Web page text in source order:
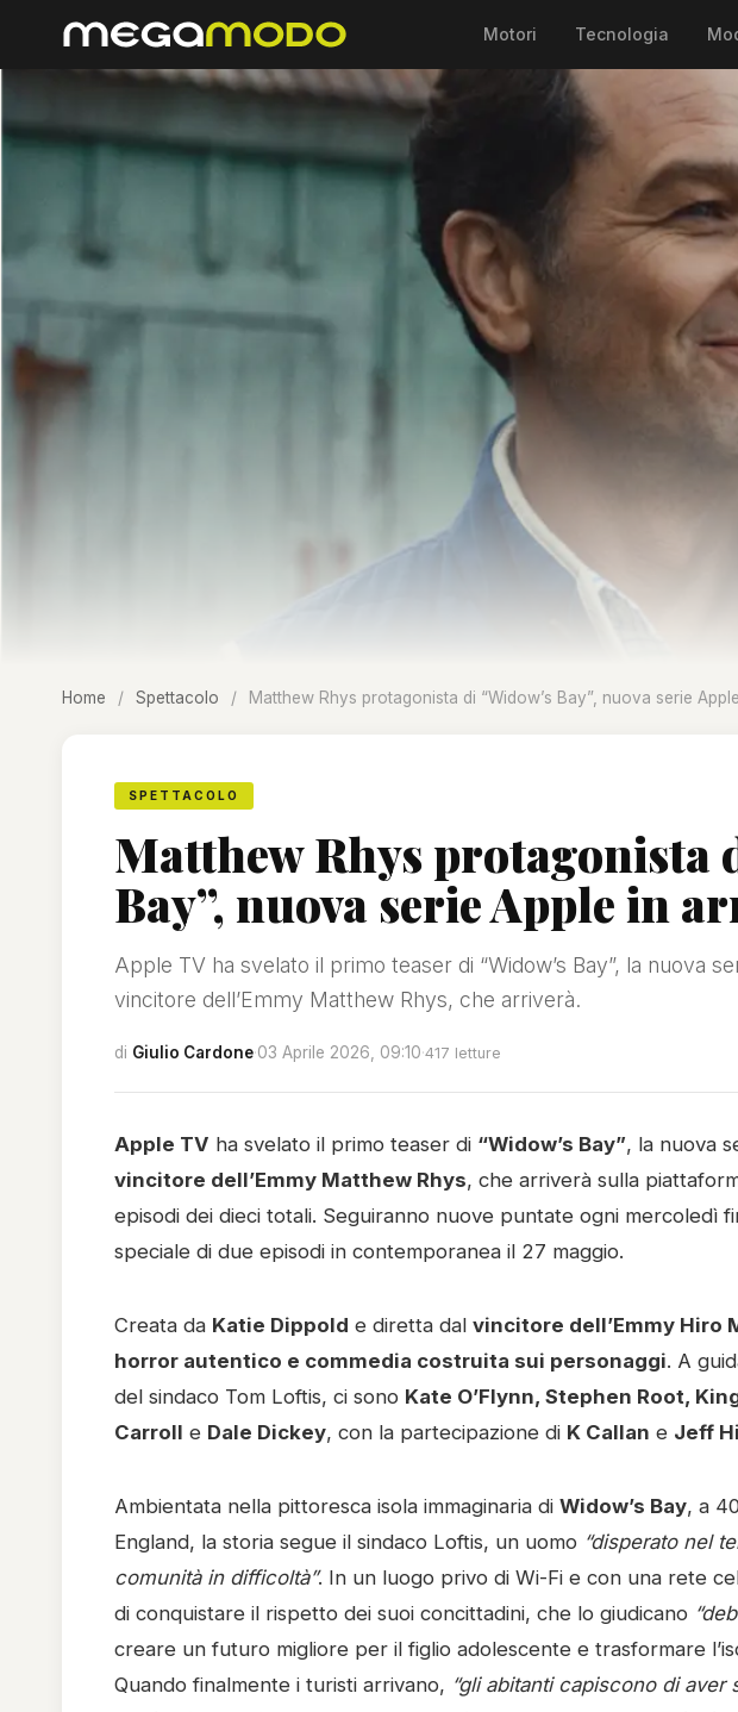
Motori Tecnologia
Home / Spettacolo / Matthew Rhys protagonista di “Widow’s Bay”, nuova serie
SPETTACOLO
Matthew Rhys protagonista
Bay”, nuova serie Apple in
Apple TV ha svelato il primo teaser di “Widow’s Bay”, la nuova
vincitore dell’Emmy Matthew Rhys, che arriverà.
di Giulio Cardone·03 Aprile 2026, 09:10·417 letture
Apple TV ha svelato il primo teaser di “Widow’s Bay”, la nuova
vincitore dell’Emmy Matthew Rhys, che arriverà sulla
episodi dei dieci totali. Seguiranno nuove puntate ogni mercoledì
speciale di due episodi in contemporanea il 27 maggio.
Creata da Katie Dippold e diretta dal vincitore dell’Emmy Hiro
horror autentico e commedia costruita sui personaggi. A
del sindaco Tom Loftis, ci sono Kate O’Flynn, Stephen Root,
Carroll e Dale Dickey, con la partecipazione di K Callan e Jeff
Ambientata nella pittoresca isola immaginaria di Widow’s Bay, a
England, la storia segue il sindaco Loftis, un uomo “disperato nel
comunità in difficoltà”. In un luogo privo di Wi-Fi e con una rete
di conquistare il rispetto dei suoi concittadini, che lo giudicano
creare un futuro migliore per il figlio adolescente e trasformare
Quando finalmente i turisti arrivano, “gli abitanti capiscono di